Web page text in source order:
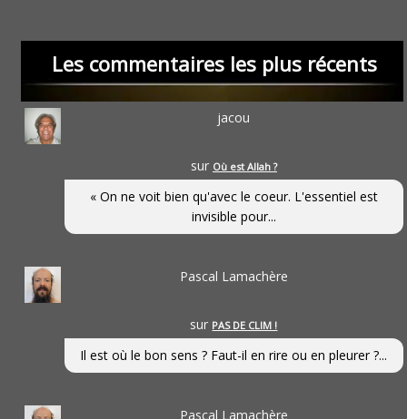
Les commentaires les plus récents
jacou
sur Où est Allah ?
« On ne voit bien qu'avec le coeur. L'essentiel est
invisible pour...
Pascal Lamachère
sur PAS DE CLIM !
Il est où le bon sens ? Faut-il en rire ou en pleurer ?...
Pascal Lamachère